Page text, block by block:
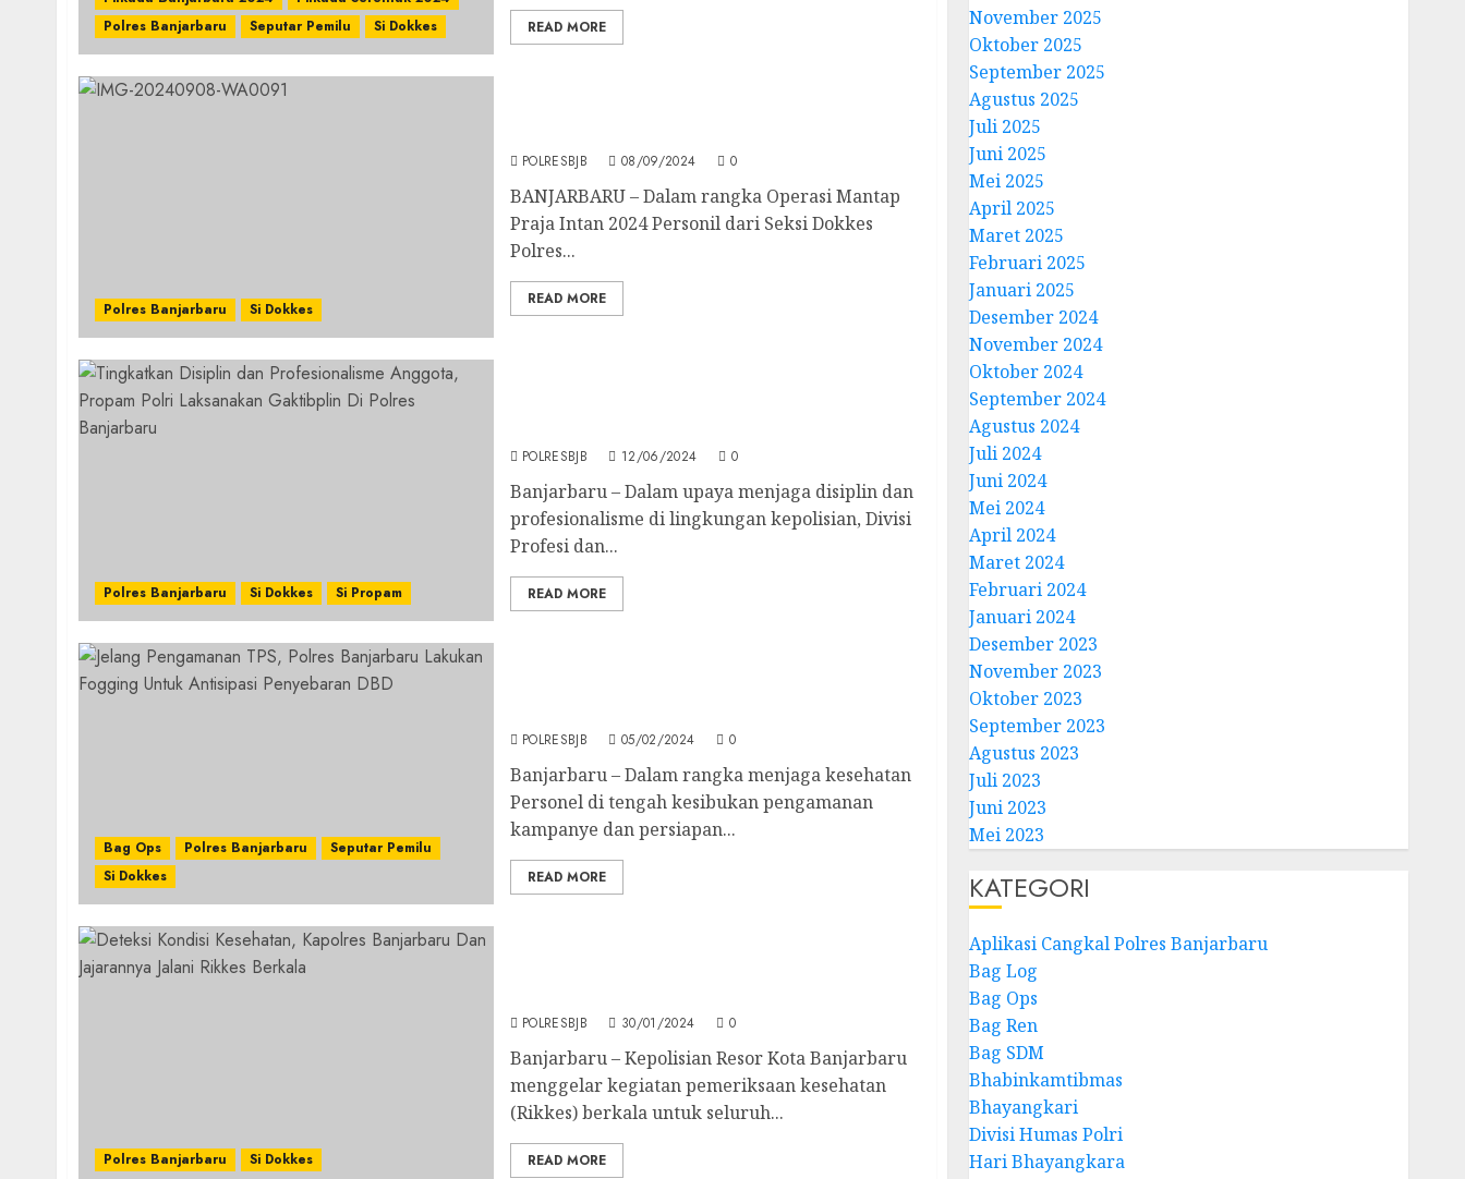
Polres Banjarbaru
Seputar Pemilu Si Dokkes READ MORE
Polres Banjarbaru Si Dokkes
POLRESBJB 08/09/2024 0
BANJARBARU – Dalam rangka Operasi Mantap
Praja Intan 2024 Personil dari Seksi Dokkes
Polres...
READ MORE
Polres Banjarbaru Si Dokkes Si Propam
POLRESBJB 12/06/2024 0
Banjarbaru – Dalam upaya menjaga disiplin dan
profesionalisme di lingkungan kepolisian, Divisi
Profesi dan...
READ MORE
Bag Ops Polres Banjarbaru
Seputar Pemilu
Si Dokkes
POLRESBJB 05/02/2024 0
Banjarbaru – Dalam rangka menjaga kesehatan
Personel di tengah kesibukan pengamanan
kampanye dan persiapan...
READ MORE
Polres Banjarbaru Si Dokkes
POLRESBJB 30/01/2024 0
Banjarbaru – Kepolisian Resor Kota Banjarbaru
menggelar kegiatan pemeriksaan kesehatan
(Rikkes) berkala untuk seluruh...
READ MORE
November 2025
Oktober 2025
September 2025
Agustus 2025
Juli 2025
Juni 2025
Mei 2025
April 2025
Maret 2025
Februari 2025
Januari 2025
Desember 2024
November 2024
Oktober 2024
September 2024
Agustus 2024
Juli 2024
Juni 2024
Mei 2024
April 2024
Maret 2024
Februari 2024
Januari 2024
Desember 2023
November 2023
Oktober 2023
September 2023
Agustus 2023
Juli 2023
Juni 2023
Mei 2023
KATEGORI
Aplikasi Cangkal Polres Banjarbaru
Bag Log
Bag Ops
Bag Ren
Bag SDM
Bhabinkamtibmas
Bhayangkari
Divisi Humas Polri
Hari Bhayangkara